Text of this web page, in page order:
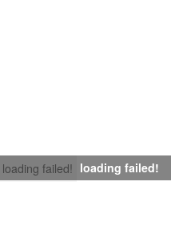
loading failed! loading failed!